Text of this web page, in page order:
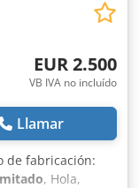
EUR 2.500
VB IVA no incluído
Llamar
de fabricación:
, Hola,